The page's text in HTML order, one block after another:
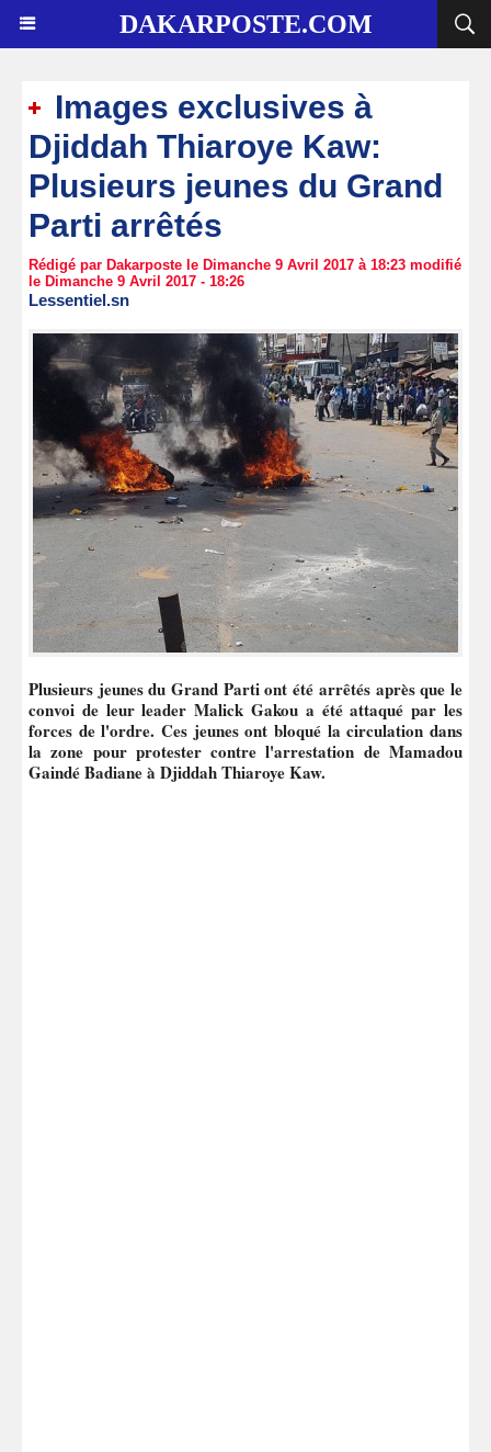
DAKARPOSTE.COM
Images exclusives à
Djiddah Thiaroye Kaw:
Plusieurs jeunes du Grand
Parti arrêtés
Rédigé par Dakarposte le Dimanche 9 Avril 2017 à 18:23 modifié
le Dimanche 9 Avril 2017 - 18:26
Lessentiel.sn
Plusieurs jeunes du Grand Parti ont été arrêtés après que le
convoi de leur leader Malick Gakou a été attaqué par les
forces de l'ordre. Ces jeunes ont bloqué la circulation dans
la zone pour protester contre l'arrestation de Mamadou
Gaindé Badiane à Djiddah Thiaroye Kaw.